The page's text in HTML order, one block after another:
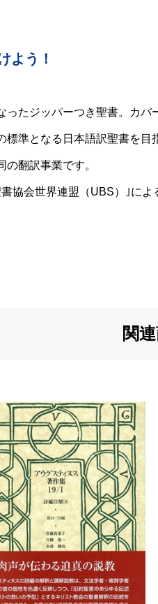
よう！
たジッパーつき聖書。カバ
準となる日本語訳聖書を
翻訳事業です。
協会世界連盟（UBS）｣に
関